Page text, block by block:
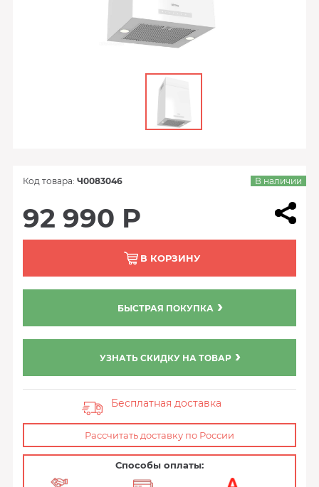
Код товара: Ч0083046 В наличии
92 990 Р
В КОРЗИНУ
БЫСТРАЯ ПОКУПКА
УЗНАТЬ СКИДКУ НА ТОВАР
Бесплатная доставка
Рассчитать доставку по России
Способы оплаты: